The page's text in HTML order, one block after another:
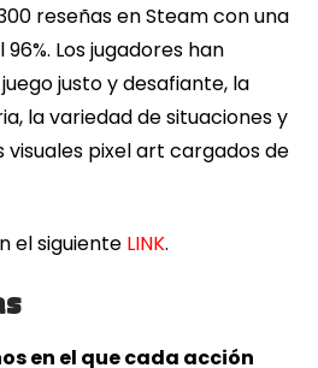
reseñas en Steam con una
Los jugadores han
justo y desafiante, la
la variedad de situaciones y
pixel art cargados de
el siguiente LINK.
en el que cada acción